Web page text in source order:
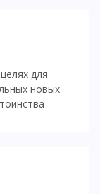
для
новых